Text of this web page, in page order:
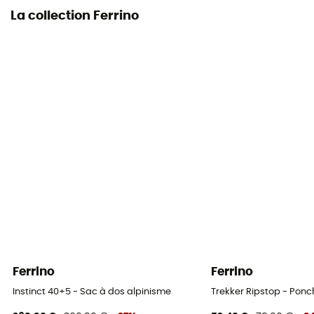
La collection Ferrino
Ferrino
Instinct 40+5 - Sac à dos alpinisme
Ferrino
Trekker Ripstop -